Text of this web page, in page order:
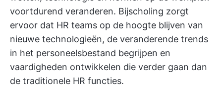
voortdurend veranderen. Bijscholing zorgt
ervoor dat HR teams op de hoogte blijven van
nieuwe technologieën, de veranderende trends
in het personeelsbestand begrijpen en
vaardigheden ontwikkelen die verder gaan dan
de traditionele HR functies.